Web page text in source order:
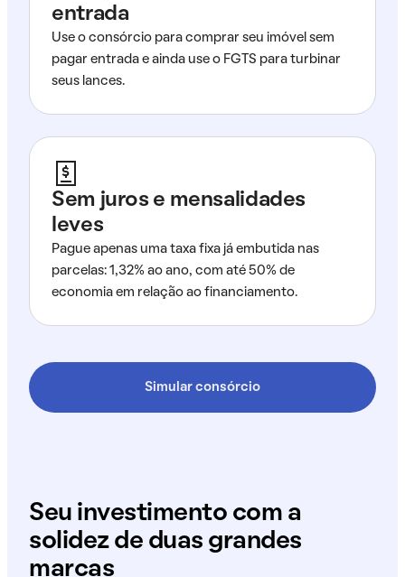
entrada
Use o consórcio para comprar seu imóvel sem
pagar entrada e ainda use o FGTS para turbinar
seus lances.
Sem juros e mensalidades
leves
Pague apenas uma taxa fixa já embutida nas
parcelas: 1,32% ao ano, com até 50% de
economia em relação ao financiamento.
Simular consórcio
Seu investimento com a
solidez de duas grandes
marcas